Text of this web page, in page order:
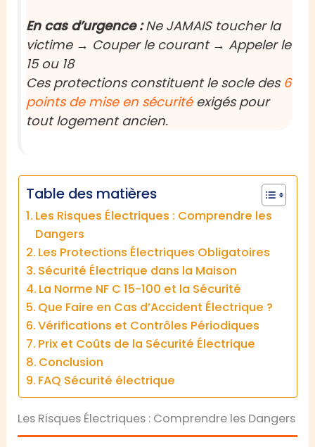
En cas d’urgence :Ne JAMAIS toucher la
victime → Couper le courant → Appeler le
15 ou 18
Ces protections constituent le socle des 6
points de mise en sécuritéexigés pour
tout logement ancien.
Table des matières
Les Risques Électriques : Comprendre les
Dangers
Les Protections Électriques Obligatoires
Sécurité Électrique dans la Maison
La Norme NF C 15-100 et la Sécurité
Que Faire en Cas d’Accident Électrique ?
Vérifications et Contrôles Périodiques
Prix et Coûts de la Sécurité Électrique
Conclusion
FAQ Sécurité électrique
Les Risques Électriques : Comprendre les Dangers